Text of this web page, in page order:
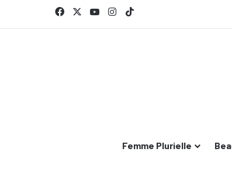
FacebookYouTubeInstagram
Femme Plurielle